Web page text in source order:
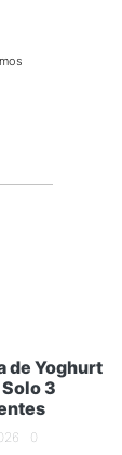
de Yoghurt
3
0